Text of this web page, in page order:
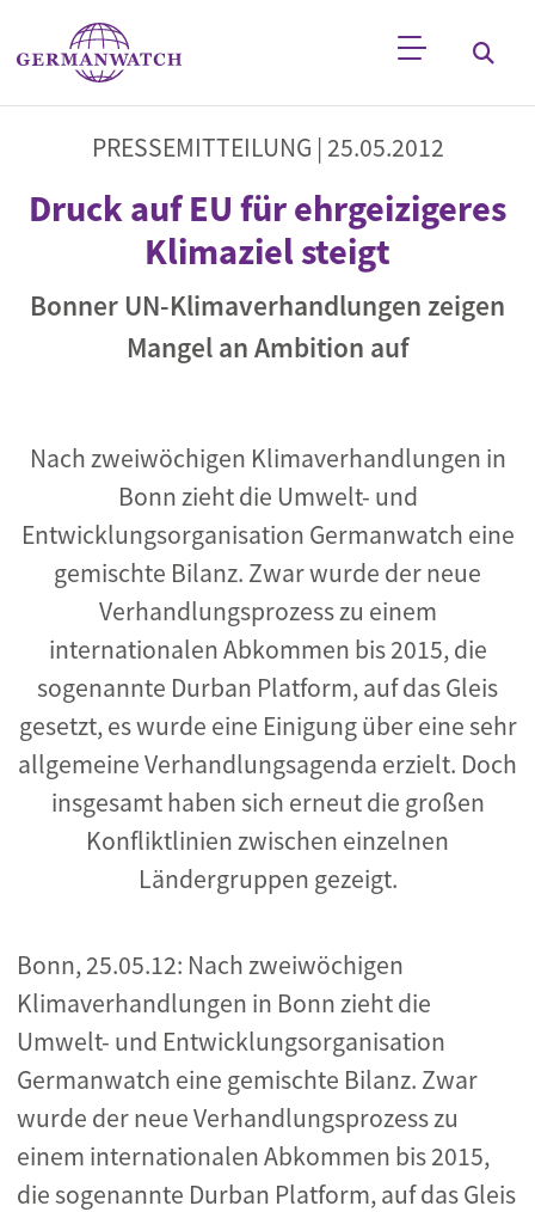
Direkt zum Inhalt
Stichwortsuche
PRESSEMITTEILUNG | 25.05.2012
Druck auf EU für ehrgeizigeres
Klimaziel steigt
Bonner UN-Klimaverhandlungen zeigen
Mangel an Ambition auf
Nach zweiwöchigen Klimaverhandlungen in
Bonn zieht die Umwelt- und
Entwicklungsorganisation Germanwatch eine
gemischte Bilanz. Zwar wurde der neue
Verhandlungsprozess zu einem
internationalen Abkommen bis 2015, die
sogenannte Durban Platform, auf das Gleis
gesetzt, es wurde eine Einigung über eine sehr
allgemeine Verhandlungsagenda erzielt. Doch
insgesamt haben sich erneut die großen
Konfliktlinien zwischen einzelnen
Ländergruppen gezeigt.
Bonn, 25.05.12: Nach zweiwöchigen
Klimaverhandlungen in Bonn zieht die
Umwelt- und Entwicklungsorganisation
Germanwatch eine gemischte Bilanz. Zwar
wurde der neue Verhandlungsprozess zu
einem internationalen Abkommen bis 2015,
die sogenannte Durban Platform, auf das Gleis